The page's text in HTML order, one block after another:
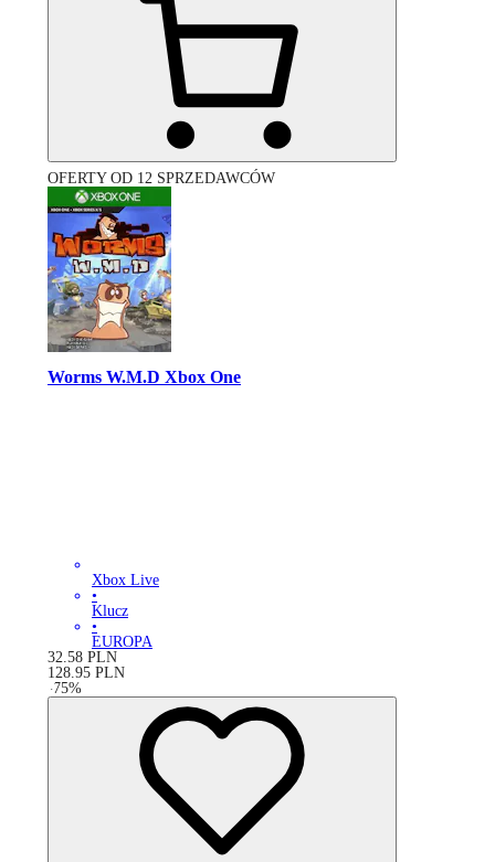
OFERTY OD 12 SPRZEDAWCÓW
Worms W.M.D Xbox One
Xbox Live
•
Klucz
•
EUROPA
32.58 PLN
128.95 PLN
-75%